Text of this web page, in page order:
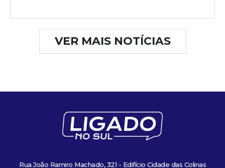
VER MAIS NOTÍCIAS
Rua João Ramiro Machado, 321 - Edifício Cidade das Colinas